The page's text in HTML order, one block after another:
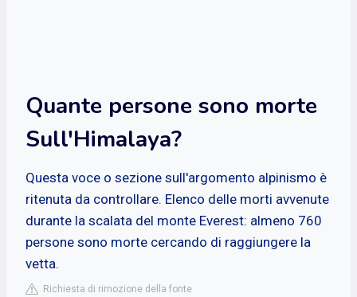
Quante persone sono morte
Sull'Himalaya?
Questa voce o sezione sull'argomento alpinismo è
ritenuta da controllare. Elenco delle morti avvenute
durante la scalata del monte Everest: almeno 760
persone sono morte cercando di raggiungere la
vetta.
Richiesta di rimozione della fonte